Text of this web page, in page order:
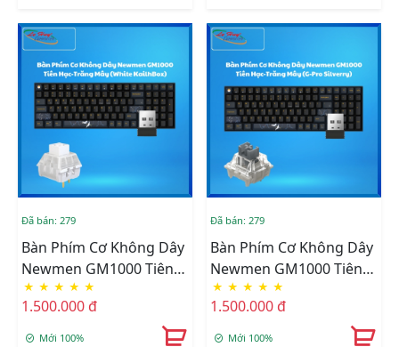
Đã bán: 279
Bàn Phím Cơ Không Dây
Newmen GM1000 Tiên
Hạc-Trăng Mây (White
KailhBox)
★ ★ ★ ★ ★
1.500.000 đ
Mới 100%
Đã bán: 279
Bàn Phím Cơ Không Dây
Newmen GM1000 Tiên
Hạc-Trăng Mây (G-Pro
Silverry)
★ ★ ★ ★ ★
1.500.000 đ
Mới 100%